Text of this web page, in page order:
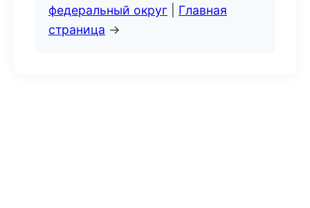
федеральный округ
Главная
страница →